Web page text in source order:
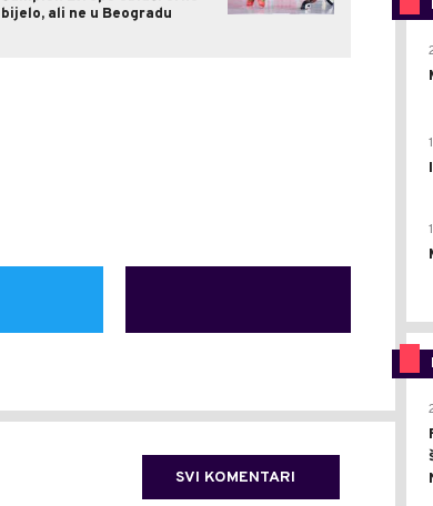
bijelo, ali ne u Beogradu
SVI KOMENTARI